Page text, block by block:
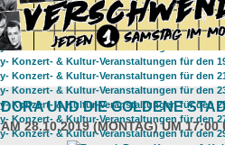
DORA UND DIE GOLDENE
AM 28.10.2019 (MONTAG) UM 17:00